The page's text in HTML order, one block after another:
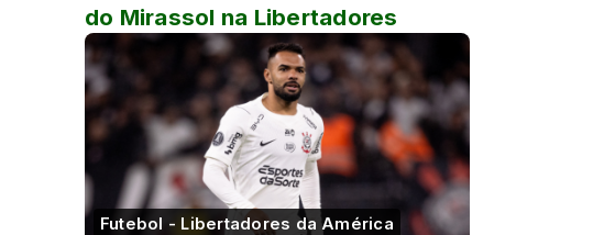
do Mirassol na Libertadores
Futebol - Libertadores da América